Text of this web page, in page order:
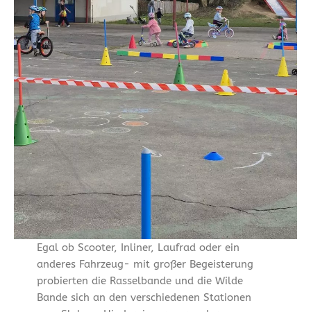
Egal ob Scooter, Inliner, Laufrad oder ein
anderes Fahrzeug- mit großer Begeisterung
probierten die Rasselbande und die Wilde
Bande sich an den verschiedenen Stationen